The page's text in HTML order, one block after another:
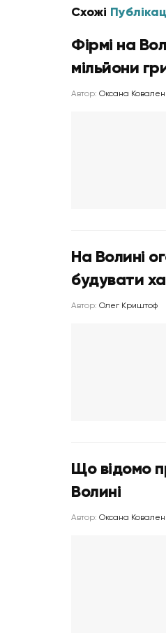
Схожі
Фірмі на
мільйони
Автор: Оксана
На Волині
будувати
Автор: Олег Криштоф
Що відомо
Волині
Автор: Оксана